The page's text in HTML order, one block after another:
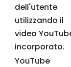
dell'utente
utilizzando il
video
incorporato.
YouTube